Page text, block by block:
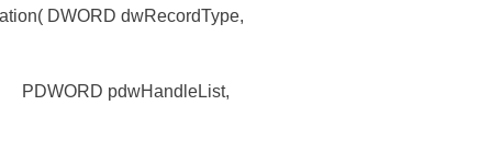
DWORD dwRecordType,